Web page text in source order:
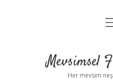
Yasal
Mevsimsel
Her mevsim